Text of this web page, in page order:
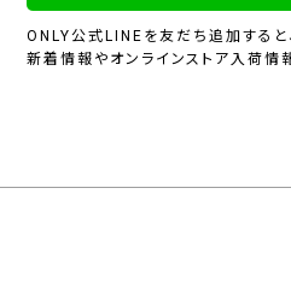
ONLY公式LINEを友だち追加すると
新着情報やオンラインストア入荷情